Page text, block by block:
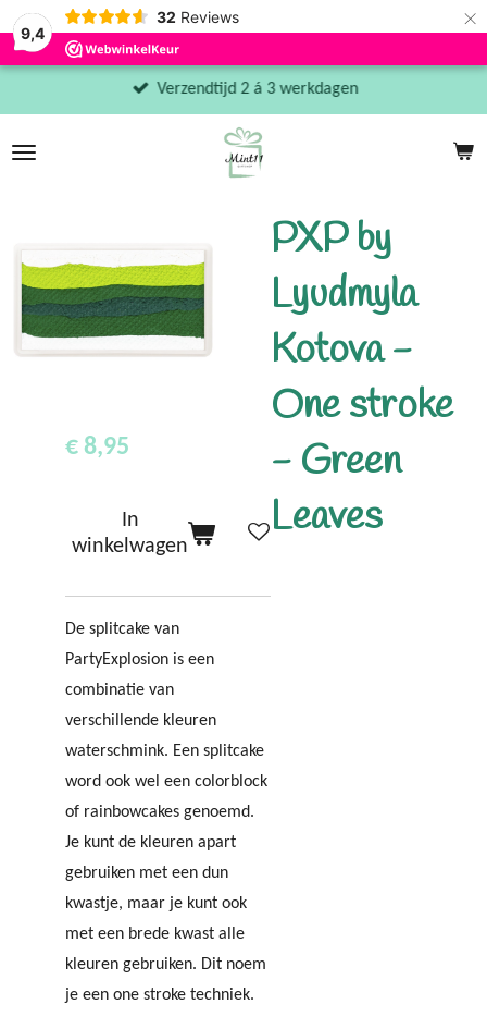
9,4
32 Reviews ×
Verzendtijd 2 á 3 werkdagen
PXP by
Lyudmyla
Kotova -
One stroke
- Green
Leaves
€ 8,95
In
winkelwagen
De splitcake van
PartyExplosion is een
combinatie van
verschillende kleuren
waterschmink. Een splitcake
word ook wel een colorblock
of rainbowcakes genoemd.
Je kunt de kleuren apart
gebruiken met een dun
kwastje, maar je kunt ook
met een brede kwast alle
kleuren gebruiken. Dit noem
je een one stroke techniek.